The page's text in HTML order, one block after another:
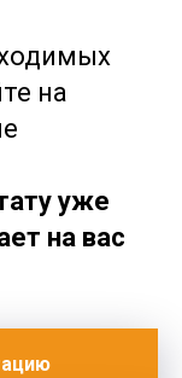
на
уже
на вас